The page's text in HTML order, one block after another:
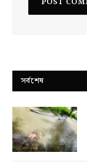
সর্বশেষ